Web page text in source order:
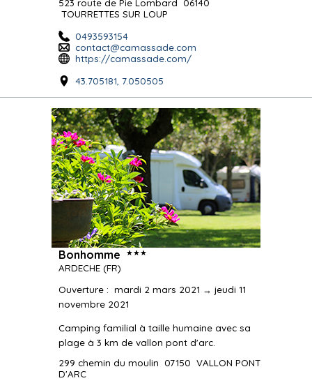
523 route de Pie Lombard 06140
TOURRETTES SUR LOUP
0493593154
contact@camassade.com
https://camassade.com/
43.705181, 7.050505
Bonhomme ★★★
ARDECHE (FR)
Ouverture : mardi 2 mars 2021 → jeudi 11
novembre 2021
Camping familial à taille humaine avec sa
plage à 3 km de vallon pont d'arc.
299 chemin du moulin 07150 VALLON PONT
D'ARC